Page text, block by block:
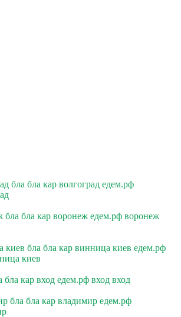
бла бла кар волгоград едем.рф
бла бла кар воронеж едем.рф воронеж
киев бла бла кар винница киев едем.рф
киев
бла кар вход едем.рф вход вход
бла бла кар владимир едем.рф